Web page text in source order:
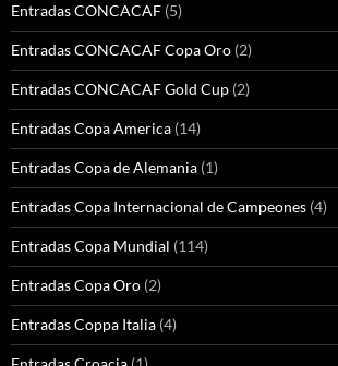
Entradas CONCACAF (5)
Entradas CONCACAF Copa Oro (2)
Entradas CONCACAF Gold Cup (2)
Entradas Copa America (14)
Entradas Copa de Alemania (1)
Entradas Copa Internacional de Campeones (4)
Entradas Copa Mundial (114)
Entradas Copa Oro (2)
Entradas Coppa Italia (4)